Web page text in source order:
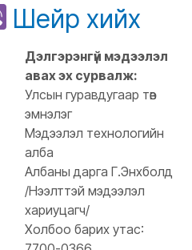
Viber
Шейр хийх
Дэлгэрэнгүй мэдээлэл
авах эх сурвалж:
Улсын гуравдугаар төв
эмнэлэг
Мэдээлэл технологийн
алба
Албаны дарга Г.Энхболд
/Нээлттэй мэдээлэл
хариуцагч/
Холбоо барих утас: